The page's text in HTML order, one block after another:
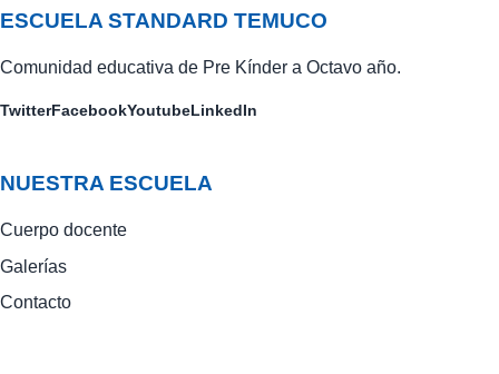
ESCUELA STANDARD TEMUCO
Comunidad educativa de Pre Kínder a Octavo año.
TwitterFacebookYoutube LinkedIn
NUESTRA ESCUELA
Cuerpo docente
Galerías
Contacto